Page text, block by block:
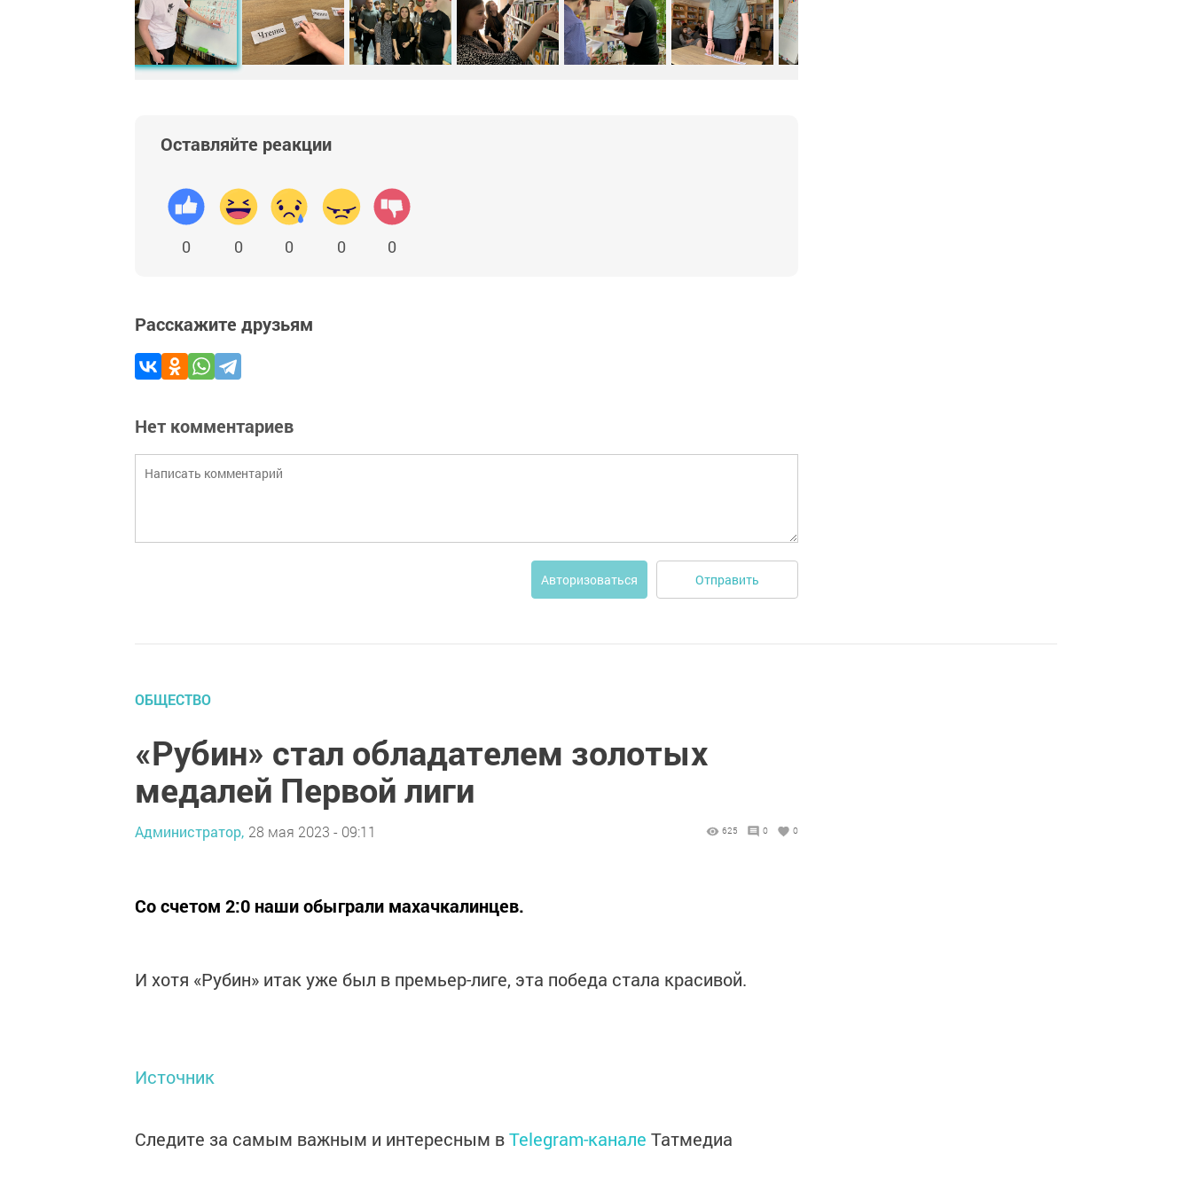
Оставляйте реакции
0 0 0 0 0
Расскажите друзьям
Нет комментариев
Авторизоваться Отправить
ОБЩЕСТВО
«Рубин» стал обладателем золотых
медалей Первой лиги
Администратор, 28 мая 2023 - 09:11 625 0 0
Со счетом 2:0 наши обыграли махачкалинцев.
И хотя «Рубин» итак уже был в премьер-лиге, эта победа стала красивой.
Источник
Следите за самым важным и интересным вTelegram-канале Татмедиа